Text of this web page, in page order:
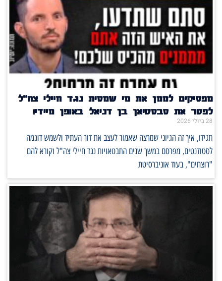
מפסיקים לממן את מי שמסית נגד חיילי צה"ל
לפטר את סבסטיאן בן דניאל באופן מיידי!
28 ביולי 2026
תגידו, איך זה הגיוני שמרצה שאמור לעצב את דור העתיד ולשמש דוגמה
לסטודנטים, מפרסם במשך שנים התבטאויות נגד חיילי צה"ל וקורא להם
"רוצחים", בעוד אוניברסיטת